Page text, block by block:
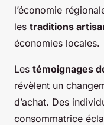
l’économie
les traditions
économies locales.
Les témoignages
révèlent un
d’achat. Des
consommatrice